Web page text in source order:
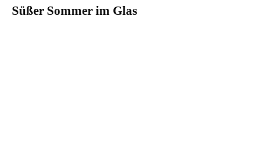
Süßer Sommer im Glas